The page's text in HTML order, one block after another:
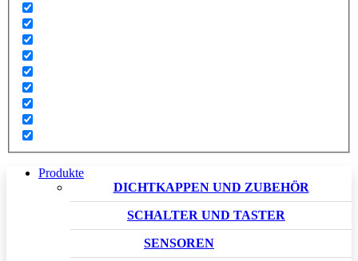
Produkte
DICHTKAPPEN UND ZUBEHÖR
SCHALTER UND TASTER
SENSOREN